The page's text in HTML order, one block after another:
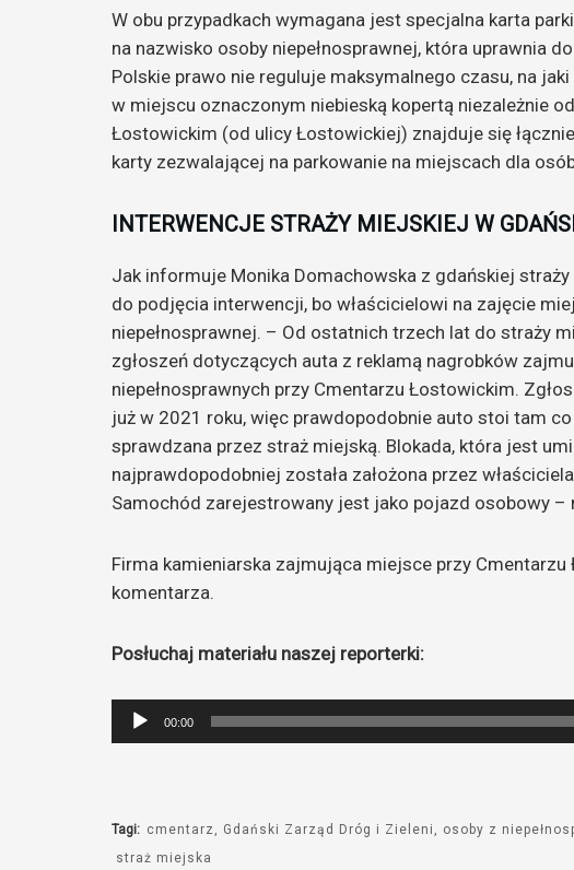
W obu przypadkach wymagana jest specjalna karta
na nazwisko osoby niepełnosprawnej, która uprawnia
Polskie prawo nie reguluje maksymalnego czasu, na
w miejscu oznaczonym niebieską kopertą niezależnie
Łostowickim (od ulicy Łostowickiej) znajduje się
karty zezwalającej na parkowanie na miejscach dla
INTERWENCJE STRAŻY MIEJSKIEJ W
Jak informuje Monika Domachowska z gdańskiej
do podjęcia interwencji, bo właścicielowi na zajęcie
niepełnosprawnej. – Od ostatnich trzech lat do straży
zgłoszeń dotyczących auta z reklamą nagrobków
niepełnosprawnych przy Cmentarzu Łostowickim.
już w 2021 roku, więc prawdopodobnie auto stoi tam
sprawdzana przez straż miejską. Blokada, która jest
najprawdopodobniej została założona przez
Samochód zarejestrowany jest jako pojazd osobowy –
Firma kamieniarska zajmująca miejsce przy
komentarza.
Posłuchaj materiału naszej reporterki:
Odtwarzacz
plików
00:00
Tagi: cmentarz Gdański Zarząd Dróg i Zieleni osoby z
straż miejska